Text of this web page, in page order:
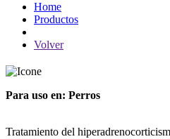
Home
Productos
Volver
Para uso en: Perros
Tratamiento del